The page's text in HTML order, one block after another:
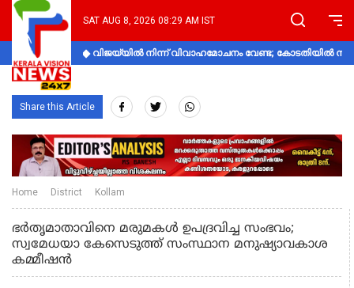
SAT AUG 8, 2026 08:29 AM IST
വിജയ്‌യിൽ നിന്ന് വിവാഹമോചനം വേണ്ട; കോടതിയിൽ
Share this Article
Home District Kollam
ഭർതൃമാതാവിനെ മരുമകൾ ഉപദ്രവിച്ച സംഭവം;
സ്വമേധയാ കേസെടുത്ത്‌ സംസ്ഥാന മനുഷ്യാവകാശ
കമ്മീഷൻ